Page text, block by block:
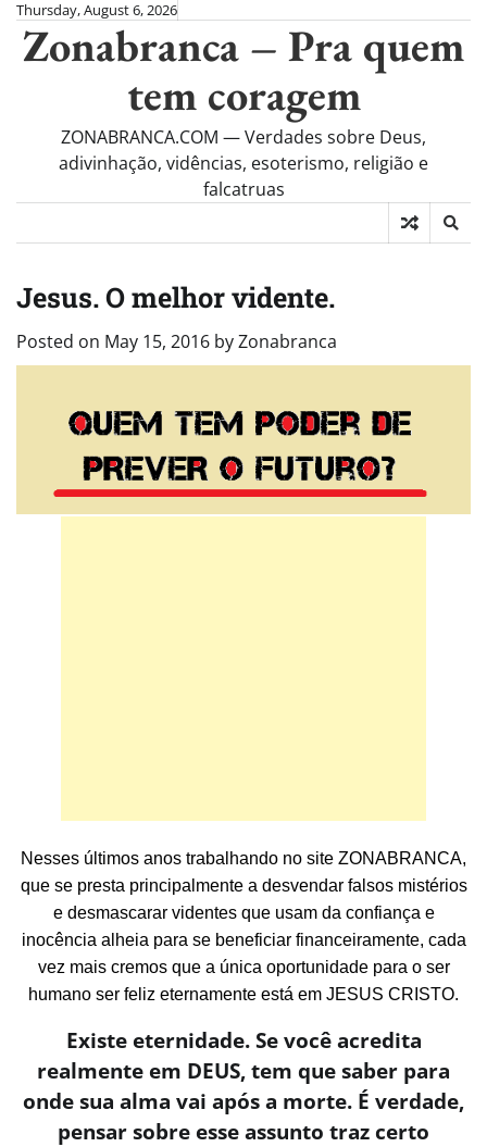
Skip
content
Thursday, August 6, 2026
Zonabranca – Pra quem
tem coragem
ZONABRANCA.COM — Verdades sobre Deus,
adivinhação, vidências, esoterismo, religião e
falcatruas
Jesus. O melhor vidente.
Posted on May 15, 2016 byZonabranca
Nesses últimos anos trabalhando no site ZONABRANCA,
que se presta principalmente a desvendar falsos mistérios
e desmascarar videntes que usam da confiança e
inocência alheia para se beneficiar financeiramente, cada
vez mais cremos que a única oportunidade para o ser
humano ser feliz eternamente está em JESUS CRISTO.
Existe eternidade. Se você acredita
realmente em DEUS, tem que saber para
onde sua alma vai após a morte. É verdade,
pensar sobre esse assunto traz certo